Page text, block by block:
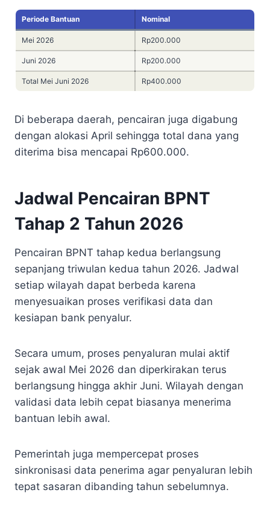
Periode Bantuan Nominal
Mei 2026 Rp200.000
Juni 2026 Rp200.000
Total Mei Juni 2026 Rp400.000
Di beberapa daerah, pencairan juga digabung
dengan alokasi April sehingga total dana yang
diterima bisa mencapai Rp600.000.
Jadwal Pencairan BPNT
Tahap 2 Tahun 2026
Pencairan BPNT tahap kedua berlangsung
sepanjang triwulan kedua tahun 2026. Jadwal
setiap wilayah dapat berbeda karena
menyesuaikan proses verifikasi data dan
kesiapan bank penyalur.
Secara umum, proses penyaluran mulai aktif
sejak awal Mei 2026 dan diperkirakan terus
berlangsung hingga akhir Juni. Wilayah dengan
validasi data lebih cepat biasanya menerima
bantuan lebih awal.
Pemerintah juga mempercepat proses
sinkronisasi data penerima agar penyaluran lebih
tepat sasaran dibanding tahun sebelumnya.